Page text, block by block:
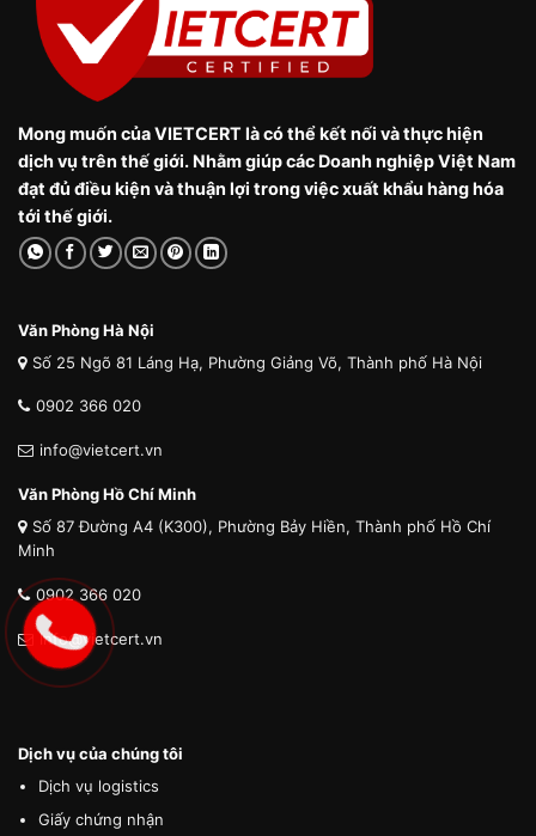
Mong muốn của VIETCERT là có thể kết nối và thực hiện
dịch vụ trên thế giới. Nhằm giúp các Doanh nghiệp Việt Nam
đạt đủ điều kiện và thuận lợi trong việc xuất khẩu hàng hóa
tới thế giới.
Văn Phòng Hà Nội
Số 25 Ngõ 81 Láng Hạ, Phường Giảng Võ, Thành phố Hà Nội
0902 366 020
info@vietcert.vn
Văn Phòng Hồ Chí Minh
Số 87 Đường A4 (K300), Phường Bảy Hiền, Thành phố Hồ Chí
Minh
0902 366 020
info@vietcert.vn
Dịch vụ của chúng tôi
Dịch vụ logistics
Giấy chứng nhận